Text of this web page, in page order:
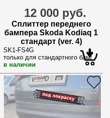
12 000 руб.
Сплиттер переднего
бампера Skoda Kodiaq 1
стандарт (ver. 4)
SK1-FS4G
только для стандартного бампера
в наличии